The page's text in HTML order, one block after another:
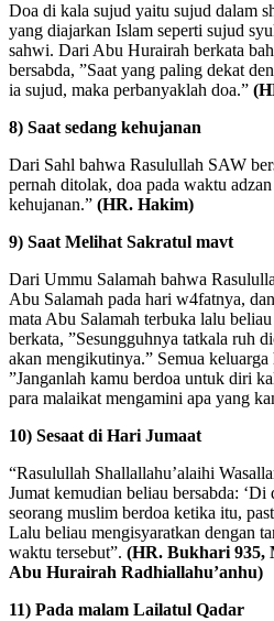
Doa di kala sujud yaitu sujud dalam
yang diajarkan Islam seperti sujud
sahwi. Dari Abu Hurairah berkata
bersabda, ”Saat yang paling dekat
ia sujud, maka perbanyaklah doa.”
8) Saat sedang kehujanan
Dari Sahl bahwa Rasulullah SAW
pernah ditolak, doa pada waktu
kehujanan.” (HR. Hakim)
9) Saat Melihat Sakratul mavt
Dari Ummu Salamah bahwa
Abu Salamah pada hari w4fatnya,
mata Abu Salamah terbuka lalu
berkata, ”Sesungguhnya tatkala ruh
akan mengikutinya.” Semua
”Janganlah kamu berdoa untuk diri
para malaikat mengamini apa yang
10) Sesaat di Hari Jumaat
“Rasulullah Shallallahu’alaihi
Jumat kemudian beliau bersabda:
seorang muslim berdoa ketika itu,
Lalu beliau mengisyaratkan dengan
waktu tersebut”. (HR. Bukhari 935,
Abu Hurairah Radhiallahu’anhu)
11) Pada malam Lailatul Qadar